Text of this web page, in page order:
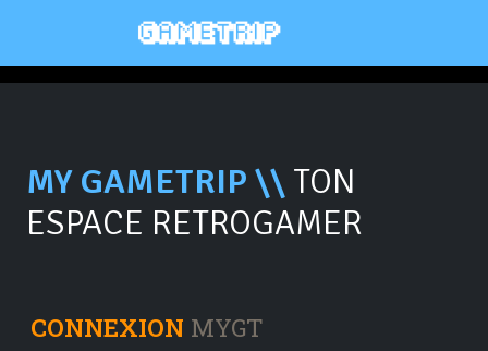
MY GAMETRIP \\ TON
ESPACE RETROGAMER
CONNEXION MYGT